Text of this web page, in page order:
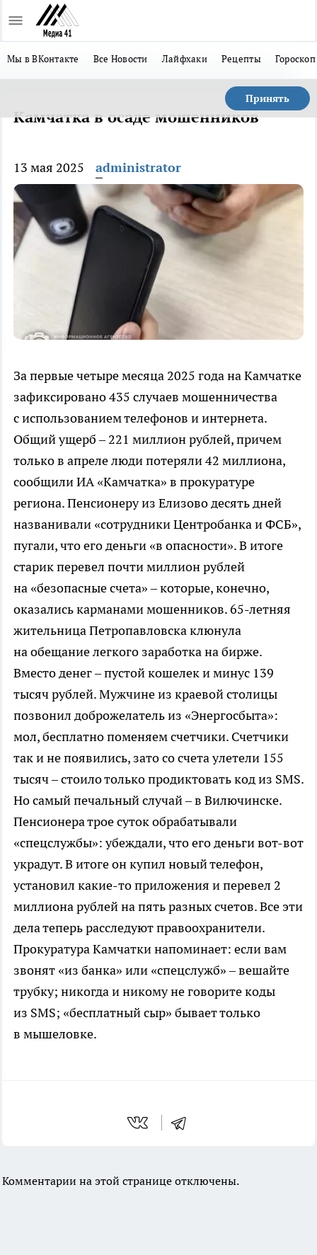
Мы в ВКонтакте Все Новости Лайфхаки Рецепты Гороскоп
Принять
Камчатка в осаде мошенников
13 мая 2025 administrator
За первые четыре месяца 2025 года на Камчатке
зафиксировано 435 случаев мошенничества
с использованием телефонов и интернета.
Общий ущерб – 221 миллион рублей, причем
только в апреле люди потеряли 42 миллиона,
сообщили ИА «Камчатка» в прокуратуре
региона. Пенсионеру из Елизово десять дней
названивали «сотрудники Центробанка и ФСБ»,
пугали, что его деньги «в опасности». В итоге
старик перевел почти миллион рублей
на «безопасные счета» – которые, конечно,
оказались карманами мошенников. 65-летняя
жительница Петропавловска клюнула
на обещание легкого заработка на бирже.
Вместо денег – пустой кошелек и минус 139
тысяч рублей. Мужчине из краевой столицы
позвонил доброжелатель из «Энергосбыта»:
мол, бесплатно поменяем счетчики. Счетчики
так и не появились, зато со счета улетели 155
тысяч – стоило только продиктовать код из SMS.
Но самый печальный случай – в Вилючинске.
Пенсионера трое суток обрабатывали
«спецслужбы»: убеждали, что его деньги вот-вот
украдут. В итоге он купил новый телефон,
установил какие-то приложения и перевел 2
миллиона рублей на пять разных счетов. Все эти
дела теперь расследуют правоохранители.
Прокуратура Камчатки напоминает: если вам
звонят «из банка» или «спецслужб» – вешайте
трубку; никогда и никому не говорите коды
из SMS; «бесплатный сыр» бывает только
в мышеловке.
Комментарии на этой странице отключены.